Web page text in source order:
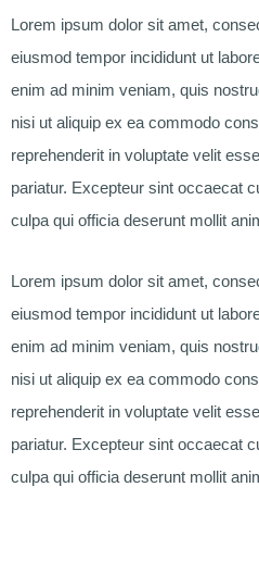
Lorem ipsum dolor sit amet,
eiusmod tempor incididunt ut
enim ad minim veniam, quis
nisi ut aliquip ex ea commodo
reprehenderit in voluptate velit
pariatur. Excepteur sint occaecat
culpa qui officia deserunt mollit
Lorem ipsum dolor sit amet,
eiusmod tempor incididunt ut
enim ad minim veniam, quis
nisi ut aliquip ex ea commodo
reprehenderit in voluptate velit
pariatur. Excepteur sint occaecat
culpa qui officia deserunt mollit